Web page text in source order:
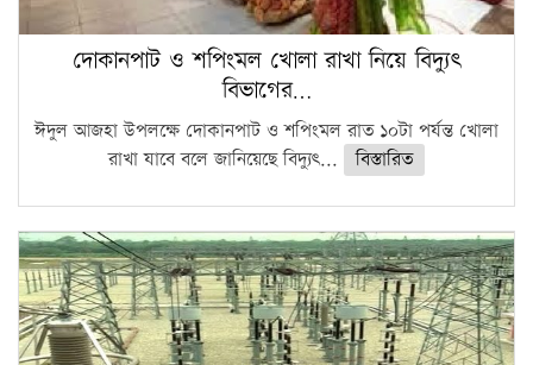
দোকানপাট ও শপিংমল খোলা রাখা নিয়ে বিদ্যুৎ
বিভাগের…
ঈদুল আজহা উপলক্ষে দোকানপাট ও শপিংমল রাত ১০টা পর্যন্ত খোলা
রাখা যাবে বলে জানিয়েছে বিদ্যুৎ...
বিস্তারিত